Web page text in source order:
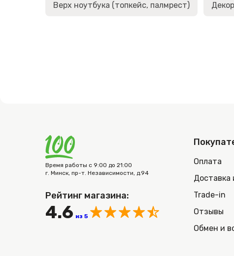
Верх ноутбука (топкейс, палмрест)
Время работы с 9:00 до 21:00
г. Минск, пр-т. Независимости, д.94
Рейтинг магазина:
4.6 из 5
Оплата
Доставка
Trade-in
Отзывы
Обмен и